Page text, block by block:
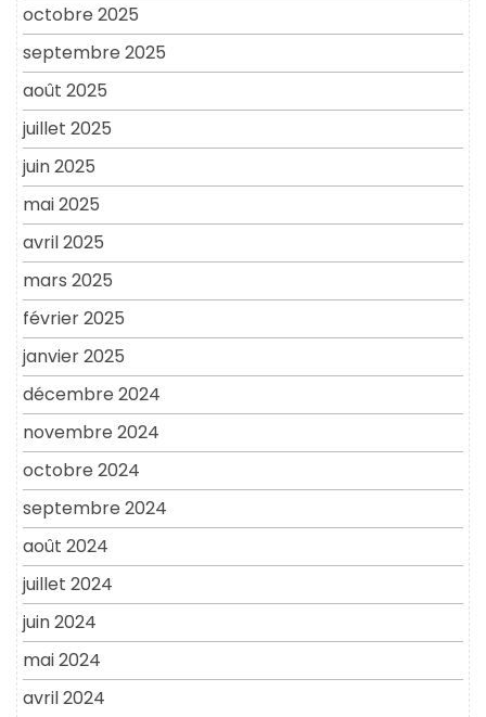
octobre 2025
septembre 2025
août 2025
juillet 2025
juin 2025
mai 2025
avril 2025
mars 2025
février 2025
janvier 2025
décembre 2024
novembre 2024
octobre 2024
septembre 2024
août 2024
juillet 2024
juin 2024
mai 2024
avril 2024